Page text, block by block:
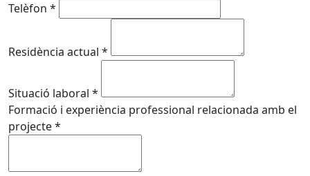
Telèfon *
Residència actual *
Situació laboral *
Formació i experiència professional relacionada amb el
projecte*